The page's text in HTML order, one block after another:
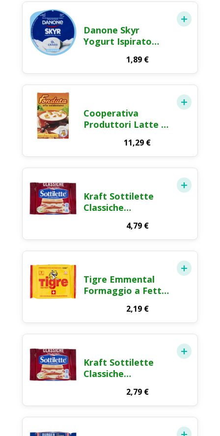
Danone Skyr
Yogurt Ispirato
Grassi Bianco 150g
1,89 €
Cooperativa
Produttori Latte e
alla Valdostana con
Fontina DOP 400g
11,29 €
Kraft Sottilette
Classiche
Fette 400g4,79 €
Tigre Emmental
Formaggio a Fette
2,19 €
Kraft Sottilette
Classiche
Fette 200g2,79 €